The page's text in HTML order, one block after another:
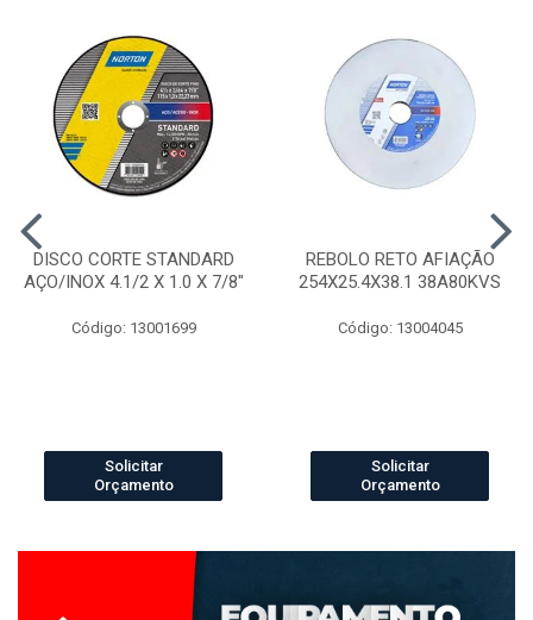
DISCO CORTE STANDARD
AÇO/INOX 4.1/2 X 1.0 X 7/8"
Código: 13001699
Solicitar
Orçamento
REBOLO RETO AFIAÇÃO
254X25.4X38.1 38A80KVS
Código: 13004045
Solicitar
Orçamento